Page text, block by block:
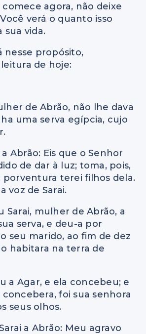
agora, não deixe
verá o quanto isso
sua vida.
nesse propósito,
de hoje:
de Abrão, não lhe dava
uma serva egípcia, cujo
a Abrão: Eis que o Senhor
de dar à luz; toma, pois,
porventura terei filhos dela.
voz de Sarai.
Sarai, mulher de Abrão, a
serva, e deu-a por
seu marido, ao fim de dez
habitara na terra de
a Agar, e ela concebeu; e
foi sua senhora
seus olhos.
a Abrão: Meu agravo